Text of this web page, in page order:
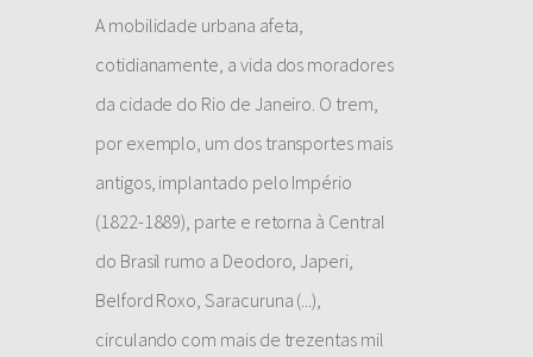
A mobilidade urbana afeta,
cotidianamente, a vida dos moradores
da cidade do Rio de Janeiro. O trem,
por exemplo, um dos transportes mais
antigos, implantado pelo Império
(1822-1889), parte e retorna à Central
do Brasil rumo a Deodoro, Japeri,
Belford Roxo, Saracuruna (...),
circulando com mais de trezentas mil